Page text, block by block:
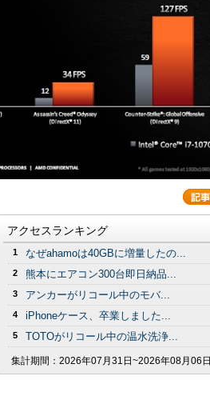
アクセスランキング
1 なぜahamoは40GBに増量したの...
2 熊本にエアコン300台即日納品...
3 アンカーがリコール中のモバ...
4 iPhoneケース、卒業しました...
5 TOTOがリコール中の温水洗浄...
集計期間： 2026年07月31日~2026年08月06日